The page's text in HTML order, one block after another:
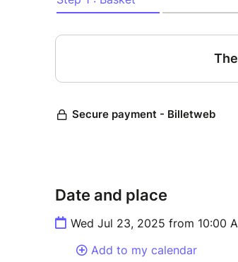
Date and place
Wed Jul 23, 2025 from 10:00
Add to my calendar